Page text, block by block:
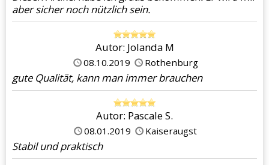
aber sicher noch nützlich sein.
Autor: Jolanda M
08.10.2019 Rothenburg
gute Qualität, kann man immer brauchen
Autor: Pascale S.
08.01.2019 Kaiseraugst
Stabil und praktisch